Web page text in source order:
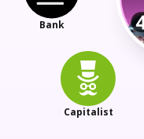
Capitalist
Bank